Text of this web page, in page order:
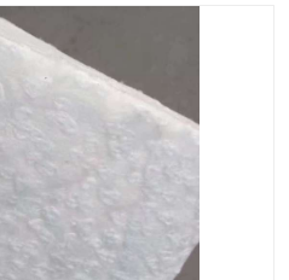
硅酸铝模块
硅酸铝板